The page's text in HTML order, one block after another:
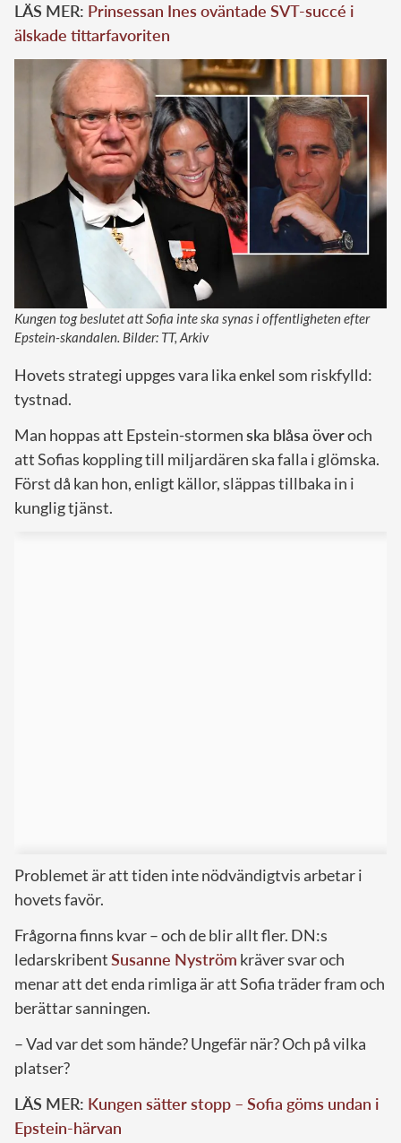
LÄS MER: Prinsessan Ines oväntade SVT-succé i
älskade tittarfavoriten
Kungen tog beslutet att Sofia inte ska synas i offentligheten efter
Epstein-skandalen. Bilder: TT, Arkiv
Hovets strategi uppges vara lika enkel som riskfylld:
tystnad.
Man hoppas att Epstein-stormenska blåsa överoch
att Sofias koppling till miljardären ska falla i glömska.
Först då kan hon, enligt källor, släppas tillbaka in i
kunglig tjänst.
Problemet är att tiden inte nödvändigtvis arbetar i
hovets favör.
Frågorna finns kvar – och de blir allt fler. DN:s
ledarskribentSusanne Nyström kräver svar och
menar att det enda rimliga är att Sofia träder fram och
berättar sanningen.
– Vad var det som hände? Ungefär när? Och på vilka
platser?
LÄS MER: Kungen sätter stopp – Sofia göms undan i
Epstein-härvan